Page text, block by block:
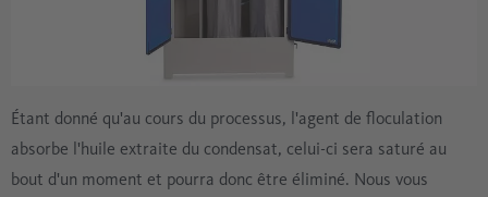
Étant donné qu'au cours du processus, l'agent de floculation
absorbe l'huile extraite du condensat, celui-ci sera saturé au
bout d'un moment et pourra donc être éliminé. Nous vous